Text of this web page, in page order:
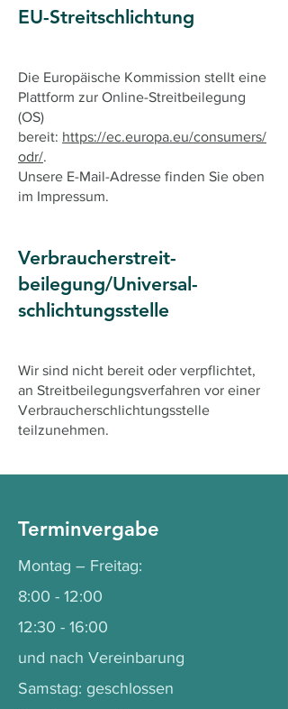
EU-Streitschlichtung
Die Europäische Kommission stellt eine
Plattform zur Online-Streitbeilegung
(OS)
bereit: https://ec.europa.eu/consumers/
odr/.
Unsere E-Mail-Adresse finden Sie oben
im Impressum.
Verbraucher­streit­
beilegung/Universal­
schlichtungs­stelle
Wir sind nicht bereit oder verpflichtet,
an Streitbeilegungsverfahren vor einer
Verbraucherschlichtungsstelle
teilzunehmen.
Terminvergabe
Montag – Freitag:
8:00 - 12:00
12:30 - 16:00
und nach Vereinbarung
Samstag: geschlossen